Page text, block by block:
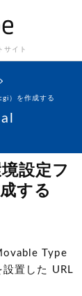
サイト
）を作成する
設定フ
する
Type
置した URL